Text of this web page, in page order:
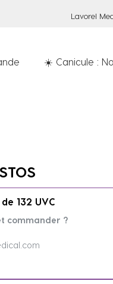
Lavorel
☀️ Canicule :
132 UVC
commander ?